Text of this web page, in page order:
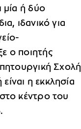
μία ή δύο
ιδανικό για
ο ποιητής
Σχολή
η εκκλησία
κέντρο του